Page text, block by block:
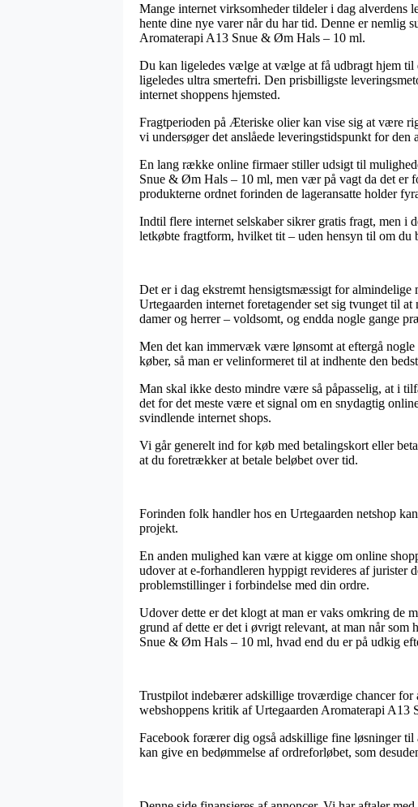
Mange internet virksomheder tildeler i dag alverdens
hente dine nye varer når du har tid. Denne er nemlig
Aromaterapi A13 Snue & Øm Hals – 10 ml.
Du kan ligeledes vælge at vælge at få udbragt hjem
ligeledes ultra smertefri. Den prisbilligste
internet shoppens hjemsted.
Fragtperioden på Æteriske olier kan vise sig at være
vi undersøger det anslåede leveringstidspunkt for den
En lang række online firmaer stiller udsigt til
Snue & Øm Hals – 10 ml, men vær på vagt da det er
produkterne ordnet forinden de lageransatte holder
Indtil flere internet selskaber sikrer gratis fragt, men i
letkøbte fragtform, hvilket tit – uden hensyn til om du
Det er i dag ekstremt hensigtsmæssigt for
Urtegaarden internet foretagender set sig tvunget til
damer og herrer – voldsomt, og endda nogle gange
Men det kan immervæk være lønsomt at eftergå
køber, så man er velinformeret til at indhente den
Man skal ikke desto mindre være så påpasselig, at i
det for det meste være et signal om en snydagtig
svindlende internet shops.
Vi går generelt ind for køb med betalingskort eller
at du foretrækker at betale beløbet over tid.
Forinden folk handler hos en Urtegaarden netshop
projekt.
En anden mulighed kan være at kigge om online
udover at e-forhandleren hyppigt revideres af
problemstillinger i forbindelse med din ordre.
Udover dette er det klogt at man er vaks omkring de
grund af dette er det i øvrigt relevant, at man når
Snue & Øm Hals – 10 ml, hvad end du er på udkig
Trustpilot indebærer adskillige troværdige chancer for
webshoppens kritik af Urtegaarden Aromaterapi
Facebook forærer dig også adskillige fine løsninger
kan give en bedømmelse af ordreforløbet, som